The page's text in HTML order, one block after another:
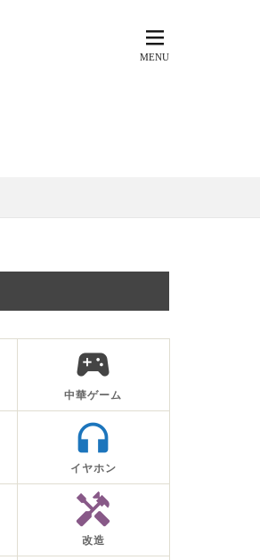
sports_esports
中華ゲーム
headphones
イヤホン
handyman
改造